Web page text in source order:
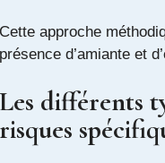
Cette approche
présence d’amiante et
Les différents
risques